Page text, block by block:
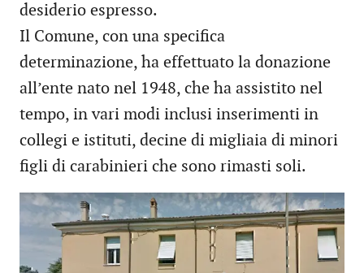
desiderio espresso.
Il Comune, con una specifica
determinazione, ha effettuato la donazione
all’ente nato nel 1948, che ha assistito nel
tempo, in vari modi inclusi inserimenti in
collegi e istituti, decine di migliaia di minori
figli di carabinieri che sono rimasti soli.